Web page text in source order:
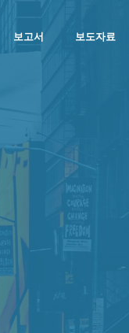
보고서 보도자료